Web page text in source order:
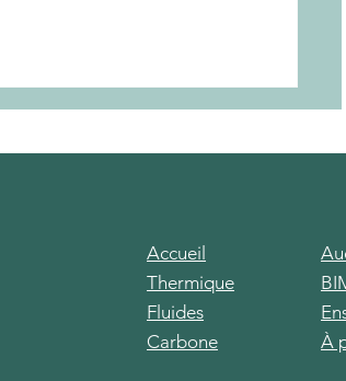
Calcul d'ensoleillement
Accueil
Thermique
Fluides
Carbone
À